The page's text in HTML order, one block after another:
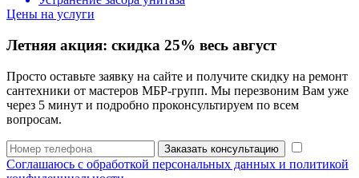
Цены на услуги
Летняя акция: скидка 25% весь август
Просто оставьте заявку на сайте и получите скидку на ремонт
сантехники от мастеров МБР-групп. Мы перезвоним Вам уже
через 5 минут и подробно проконсультируем по всем
вопросам.
Заказать консультацию
Соглашаюсь с обработкой персональных данных и политикой